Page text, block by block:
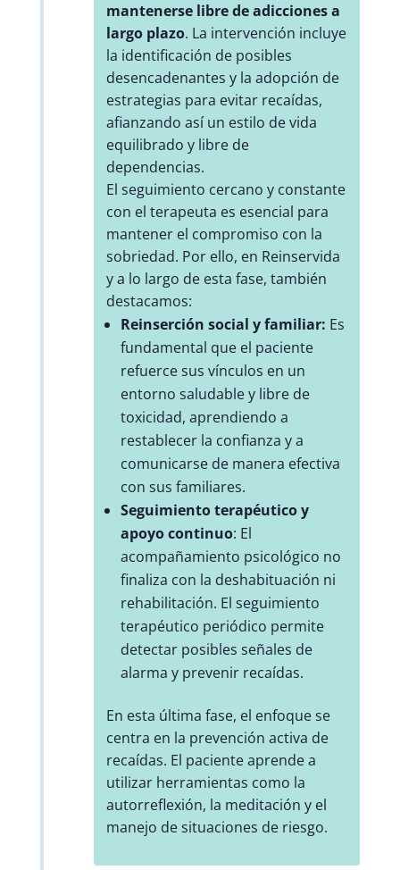
mantenerse libre de adicciones a
largo plazo. La intervención incluye
la identificación de posibles
desencadenantes y la adopción de
estrategias para evitar recaídas,
afianzando así un estilo de vida
equilibrado y libre de
dependencias.
El seguimiento cercano y constante
con el terapeuta es esencial para
mantener el compromiso con la
sobriedad. Por ello, en Reinservida
y a lo largo de esta fase, también
destacamos:
Reinserción social y familiar: Es
fundamental que el paciente
refuerce sus vínculos en un
entorno saludable y libre de
toxicidad, aprendiendo a
restablecer la confianza y a
comunicarse de manera efectiva
con sus familiares.
Seguimiento terapéutico y
apoyo continuo: El
acompañamiento psicológico no
finaliza con la deshabituación ni
rehabilitación. El seguimiento
terapéutico periódico permite
detectar posibles señales de
alarma y prevenir recaídas.
En esta última fase, el enfoque se
centra en la prevención activa de
recaídas. El paciente aprende a
utilizar herramientas como la
autorreflexión, la meditación y el
manejo de situaciones de riesgo.